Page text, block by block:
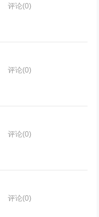
评论(0)
评论(0)
评论(0)
评论(0)